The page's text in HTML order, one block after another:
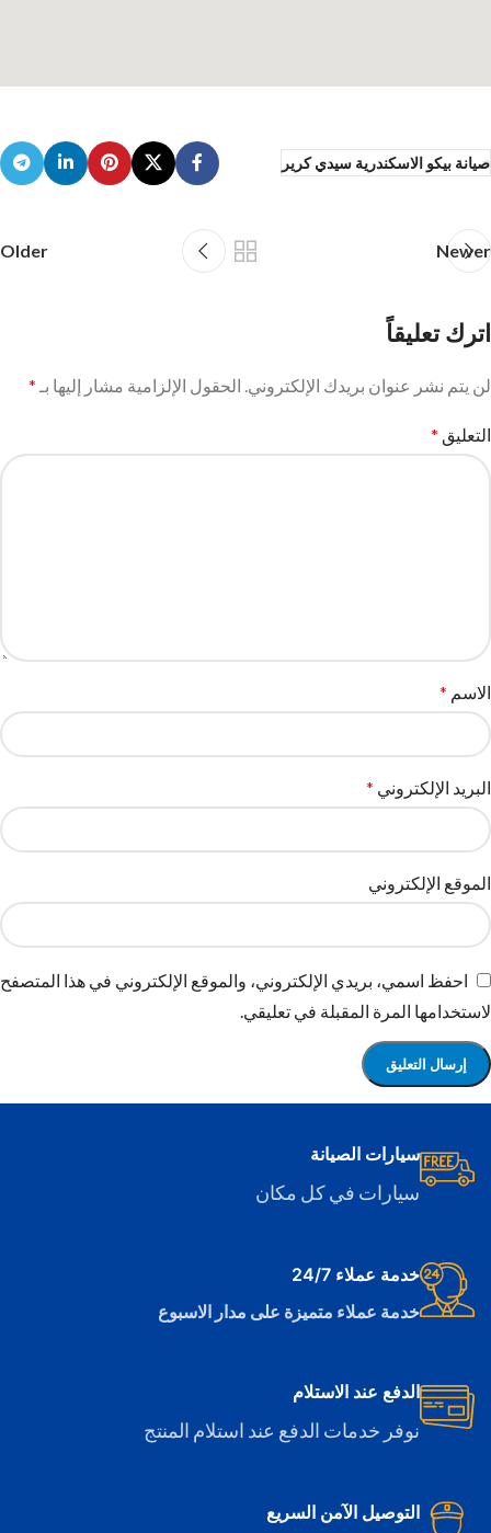
صيانة بيكو الاسكندرية سيدي كرير
Newer
Older
اترك تعليقاً
لن يتم نشر عنوان بريدك الإلكتروني. الحقول الإلزامية مشار إليها بـ *
التعليق *
الاسم *
البريد الإلكتروني *
الموقع الإلكتروني
احفظ اسمي، بريدي الإلكتروني، والموقع الإلكتروني في هذا المتصفح
لاستخدامها المرة المقبلة في تعليقي.
سيارات الصيانة
سيارات في كل مكان
خدمة عملاء 24/7
خدمة عملاء متميزة على مدار الاسبوع
الدفع عند الاستلام
نوفر خدمات الدفع عند استلام المنتج
التوصيل الآمن السريع